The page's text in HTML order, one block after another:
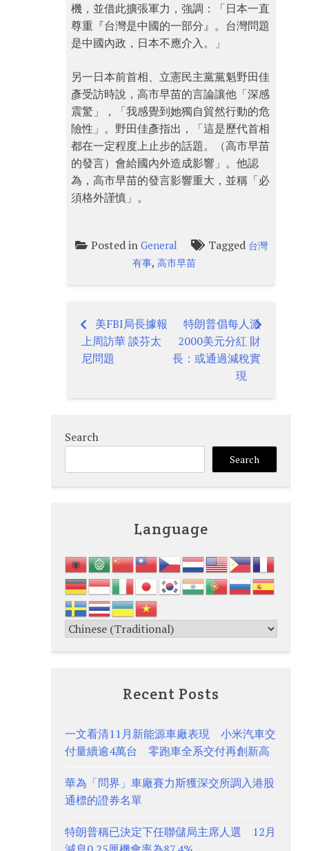
機，並借此擴張軍力，強調：「日本一直
尊重『台灣是中國的一部分』。台灣問題
是中國內政，日本不應介入。」
另一日本前首相、立憲民主黨黨魁野田佳
彥受訪時說，高市早苗的言論讓他「深感
震驚」，「我感覺到她獨自貿然行動的危
險性」。野田佳彥指出，「這是歷代首相
都在一定程度上止步的話題。（高市早苗
的發言）會給國內外造成影響」。他認
為，高市早苗的發言影響重大，並稱「必
須格外謹慎」。
Posted in General Tagged 台灣
有事,高市早苗
Post
navigation
美FBI局長據報
上周訪華 談芬太
尼問題
特朗普倡每人派
2000美元分紅 財
長：或通過減稅實
現
Search
Search
Language
Recent Posts
一文看清11月新能源車廠表現 小米汽車交
付量續逾4萬台 零跑車全系交付再創新高
華為「問界」車廠賽力斯獲深交所調入港股
通標的證券名單
特朗普稱已決定下任聯儲局主席人選 12月